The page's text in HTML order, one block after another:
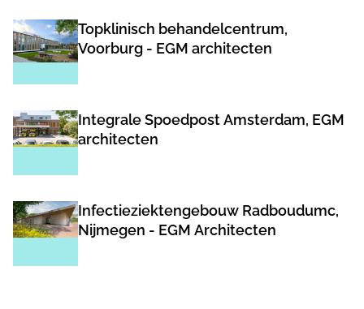
Topklinisch behandelcentrum,
Voorburg - EGM architecten
Integrale Spoedpost Amsterdam, EGM
architecten
Infectieziektengebouw Radboudumc,
Nijmegen - EGM Architecten